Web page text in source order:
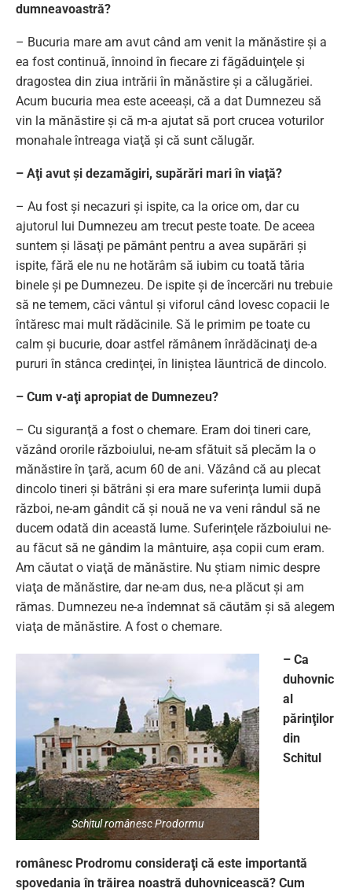
dumneavoastră?
– Bucuria mare am avut când am venit la mănăstire şi a
ea fost continuă, înnoind în fiecare zi făgăduinţele şi
dragostea din ziua intrării în mănăstire şi a călugăriei.
Acum bucuria mea este aceeaşi, că a dat Dumnezeu să
vin la mănăstire şi că m-a ajutat să port crucea voturilor
monahale întreaga viaţă şi că sunt călugăr.
– Aţi avut şi dezamăgiri, supărări mari în viaţă?
– Au fost şi necazuri şi ispite, ca la orice om, dar cu
ajutorul lui Dumnezeu am trecut peste toate. De aceea
suntem şi lăsaţi pe pământ pentru a avea supărări şi
ispite, fără ele nu ne hotărâm să iubim cu toată tăria
binele şi pe Dumnezeu. De ispite şi de încercări nu trebuie
să ne temem, căci vântul şi viforul când lovesc copacii le
întăresc mai mult rădăcinile. Să le primim pe toate cu
calm şi bucurie, doar astfel rămânem înrădăcinaţi de-a
pururi în stânca credinţei, în liniştea lăuntrică de dincolo.
– Cum v-aţi apropiat de Dumnezeu?
– Cu siguranţă a fost o chemare. Eram doi tineri care,
văzând ororile războiului, ne-am sfătuit să plecăm la o
mănăstire în ţară, acum 60 de ani. Văzând că au plecat
dincolo tineri şi bătrâni şi era mare suferinţa lumii după
război, ne-am gândit că şi nouă ne va veni rândul să ne
ducem odată din această lume. Suferinţele războiului ne-
au făcut să ne gândim la mântuire, aşa copii cum eram.
Am căutat o viaţă de mănăstire. Nu ştiam nimic despre
viaţa de mănăstire, dar ne-am dus, ne-a plăcut şi am
rămas. Dumnezeu ne-a îndemnat să căutăm şi să alegem
viaţa de mănăstire. A fost o chemare.
Schitul românesc Prodormu
– Ca
duhovnic
al
părinţilor
din
Schitul
românesc Prodromu consideraţi că este importantă
spovedania în trăirea noastră duhovnicească? Cum